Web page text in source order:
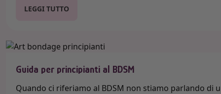
LEGGI TUTTO
Guida per principianti al BDSM
Quando ci riferiamo al BDSM non stiamo parlando di